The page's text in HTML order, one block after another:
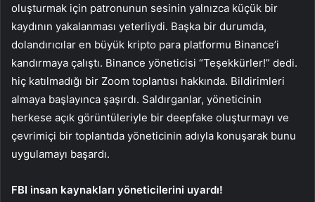
oluşturmak için patronunun sesinin yalnızca küçük bir
kaydının yakalanması yeterliydi. Başka bir durumda,
dolandırıcılar en büyük kripto para platformu Binance’i
kandırmaya çalıştı. Binance yöneticisi “Teşekkürler!” dedi.
hiç katılmadığı bir Zoom toplantısı hakkında. Bildirimleri
almaya başlayınca şaşırdı. Saldırganlar, yöneticinin
herkese açık görüntüleriyle bir deepfake oluşturmayı ve
çevrimiçi bir toplantıda yöneticinin adıyla konuşarak bunu
uygulamayı başardı.
FBI insan kaynakları yöneticilerini uyardı!